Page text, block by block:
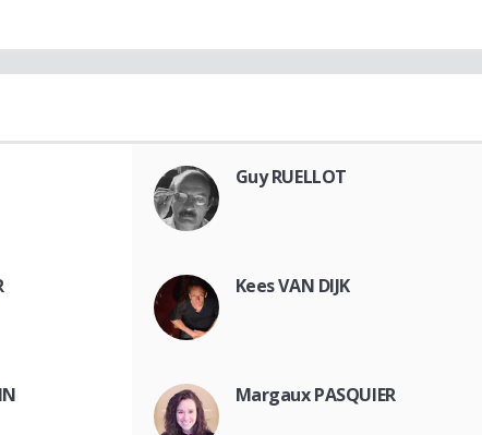
Guy RUELLOT
Kees VAN DIJK
Margaux PASQUIER